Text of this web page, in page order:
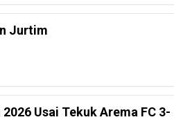
Jurtim
Usai Tekuk Arema FC 3-